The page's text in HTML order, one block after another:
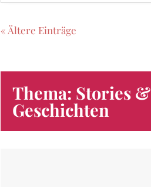
« Ältere Einträge
Thema: Stories &
Geschichten